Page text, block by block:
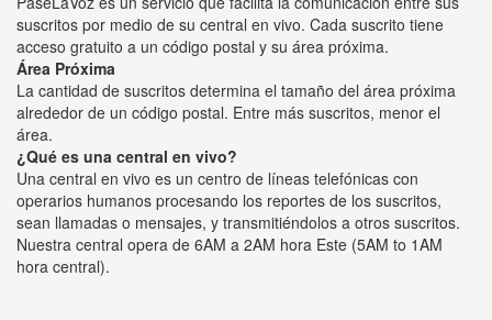
suscritos por medio de su central en vivo. Cada suscrito tiene
acceso gratuito a un código postal y su área próxima.
Área Próxima
La cantidad de suscritos determina el tamaño del área próxima
alrededor de un código postal. Entre más suscritos, menor el
área.
¿Qué es una central en vivo?
Una central en vivo es un centro de líneas telefónicas con
operarios humanos procesando los reportes de los suscritos,
sean llamadas o mensajes, y transmitiéndolos a otros suscritos.
Nuestra central opera de 6AM a 2AM hora Este (5AM to 1AM
hora central).